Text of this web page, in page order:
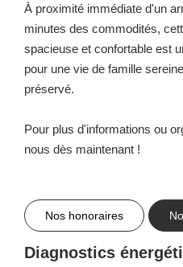
À proximité immédiate d'un
minutes des commodités,
spacieuse et confortable est
pour une vie de famille
préservé.
Pour plus d'informations ou
nous dès maintenant !
Nos honoraires
Diagnostics